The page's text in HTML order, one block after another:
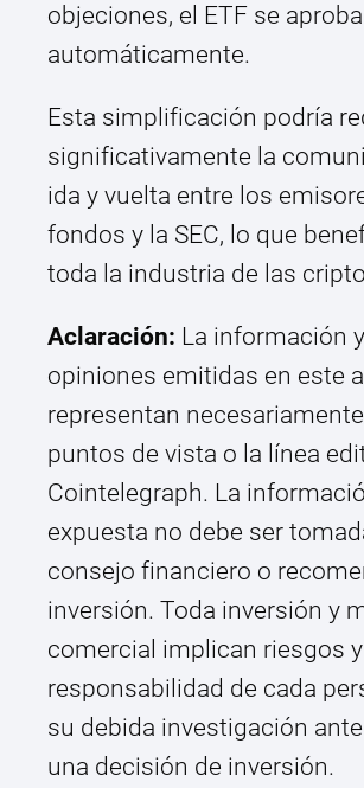
objeciones, el ETF se
automáticamente.
Esta simplificación podría
significativamente la
ida y vuelta entre los
fondos y la SEC, lo que
toda la industria de las
Aclaración: La información
opiniones emitidas en este
representan
puntos de vista o la línea
Cointelegraph. La
expuesta no debe ser
consejo financiero o
inversión. Toda inversión y
comercial implican riesgos
responsabilidad de cada
su debida investigación
una decisión de inversión.